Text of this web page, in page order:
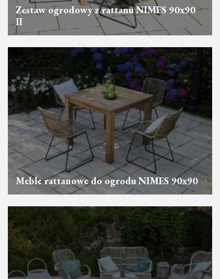
Zestaw ogrodowy z rattanu NIMES 90x90
II
Meble rattanowe do ogrodu NIMES 90x90